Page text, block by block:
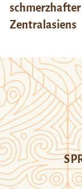
schmerzhafter
Zentralasiens